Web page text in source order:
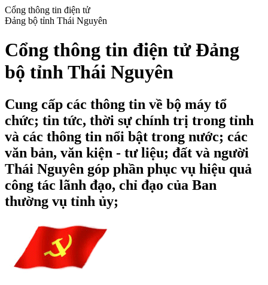
Cổng thông tin điện tử
Đảng bộ tỉnh Thái Nguyên
Cổng thông tin điện tử Đảng
bộ tỉnh Thái Nguyên
Cung cấp các thông tin về bộ máy tổ
chức; tin tức, thời sự chính trị trong tỉnh
và các thông tin nổi bật trong nước; các
văn bản, văn kiện - tư liệu; đất và người
Thái Nguyên góp phần phục vụ hiệu quả
công tác lãnh đạo, chỉ đạo của Ban
thường vụ tỉnh ủy;